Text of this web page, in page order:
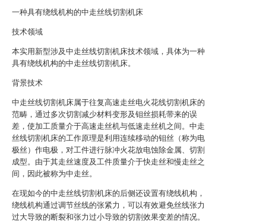
一种具有绕线机构的中走丝线切割机床
技术领域
本实用新型涉及中走丝线切割机床技术领域，具体为一种
具有绕线机构的中走丝线切割机床。
背景技术
‌中走丝线切割机床属于往复高速走丝电火花线切割机床的
范畴，通过多次切割减少材料变形及钼丝损耗带来的误
差，使加工质量介于高速走丝机与低速走丝机之间‌。中走
丝线切割机床的工作原理是利用连续移动的钼丝（称为电
极丝）作电极，对工件进行脉冲火花放电蚀除金属、切割
成型。由于其走丝速度及工件质量介于快走丝和慢走丝之
间，因此被称为中走丝。
在现如今的中走丝线切割机床的后侧还设置有绕线机构，
绕线机构通过调节丝线的张紧力，可以有效避免丝线张力
过大导致的断裂和张力过小导致的切割效果变差的情况。